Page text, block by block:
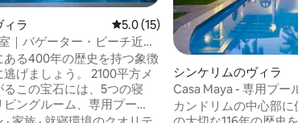
ィラ レビュー15件、5つ星中5.0つ星の
5.0 (15)
｜バゲーター・ビーチ近く
のプール
ある400年の歴史を持つ象徴
げましょう。 2100平方メ
るこの宝石には、5つの寝
ングルーム、専用プー
ドカバナ、ダイニングアネ
シンケリムのヴィラ
Casa Maya - 専用プー
ガル風ヴィラ
カンドリムの中心部